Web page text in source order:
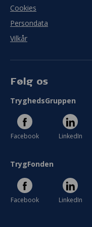
Cookies
Persondata
Vilkår
Følg os
TryghedsGruppen
Facebook LinkedIn
TrygFonden
Facebook LinkedIn